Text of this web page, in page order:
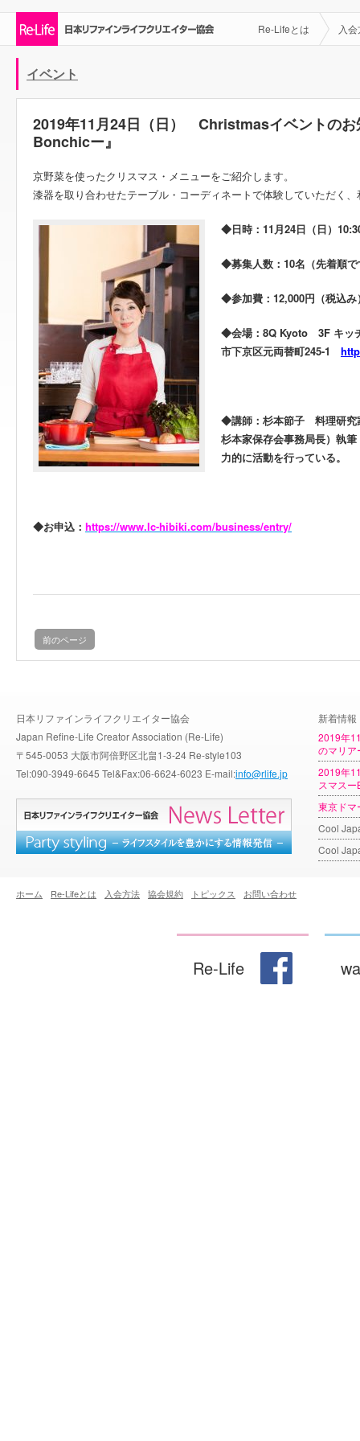
Re-Lifeとは 入
イベント
2019年11月24日（日） Christmasイベントのお
Bonchicー』
京野菜を使ったクリスマス・メニューをご紹介します。
漆器を取り合わせたテーブル・コーディネートで体験していただく
◆日時：11月24日（日）
◆募集人数：10名（先着順
◆参加費：12,000円（税込み
◆会場：8Q Kyoto 3F キッ
市下京区元両替町245-1
◆講師：杉本節子 料理研究
杉本家保存会事務局長）執
力的に活動を行っている。
◆お申込： https://www.lc-hibiki.com/business/entry/
前のページ
日本リファインライフクリエイター協会
Japan Refine-Life Creator Association (Re-Life)
〒545-0053 大阪市阿倍野区北畠1-3-24 Re-style103
Tel:090-3949-6645 Tel&Fax:06-6624-6023 E-mail:info@rlife.jp
新着情報
2019年
のマリア
2019年
スマス
東京ドマ
Cool
Cool
ホーム Re-Lifeとは 入会方法 協会規約 トピックス お問い合わせ
Re-Life